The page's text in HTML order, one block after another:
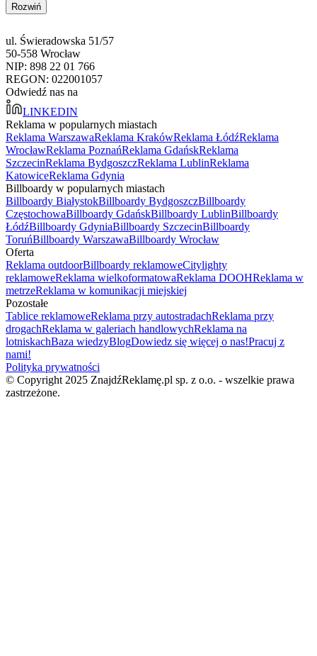
Rozwiń
ul. Świeradowska 51/57
50-558 Wrocław
NIP: 898 22 01 766
REGON: 022001057
Odwiedź nas na
LINKEDIN
Reklama w popularnych miastach
Reklama WarszawaReklama KrakówReklama ŁódźReklama
WrocławReklama PoznańReklama GdańskReklama
SzczecinReklama BydgoszczReklama LublinReklama
KatowiceReklama Gdynia
Billboardy w popularnych miastach
Billboardy BiałystokBillboardy BydgoszczBillboardy
CzęstochowaBillboardy GdańskBillboardy LublinBillboardy
ŁódźBillboardy GdyniaBillboardy SzczecinBillboardy
ToruńBillboardy WarszawaBillboardy Wrocław
Oferta
Reklama outdoorBillboardy reklamoweCitylighty
reklamoweReklama wielkoformatowaReklama DOOHReklama w
metrzeReklama w komunikacji miejskiej
Pozostałe
Tablice reklamoweReklama przy autostradachReklama przy
drogachReklama w galeriach handlowychReklama na
lotniskachBaza wiedzyBlogDowiedz się więcej o nas!Pracuj z
nami!
Polityka prywatności
© Copyright 2025 ZnajdźReklamę.pl sp. z o.o. - wszelkie prawa
zastrzeżone.